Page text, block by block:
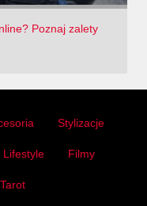
Poznaj zalety
Stylizacje
Lifestyle Filmy
Tarot